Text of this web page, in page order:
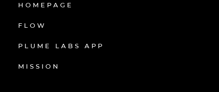
HOMEPAGE
FLOW
PLUME LABS APP
MISSION